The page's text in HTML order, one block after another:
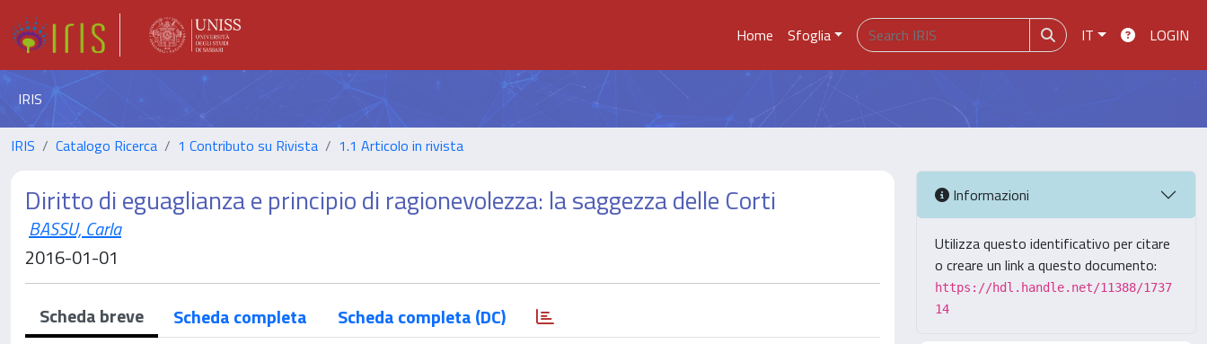
Home Sfoglia IT LOGIN
IRIS
IRIS Catalogo Ricerca 1 Contributo su Rivista 1.1 Articolo in rivista
Diritto di eguaglianza e principio di ragionevolezza: la saggezza delle Corti
BASSU, Carla
2016-01-01
Scheda breve Scheda completa Scheda completa (DC)
Informazioni
Utilizza questo identificativo per citare
o creare un link a questo documento:
https://hdl.handle.net/11388/1737
14